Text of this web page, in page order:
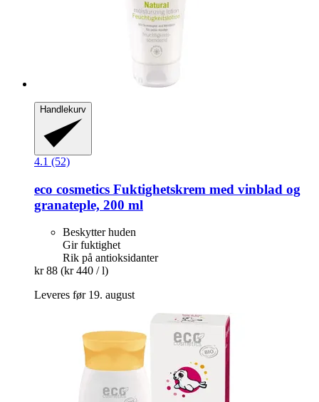
Handlekurv
4.1 (52)
eco cosmetics Fuktighetskrem med vinblad og
granateple, 200 ml
Beskytter huden
Gir fuktighet
Rik på antioksidanter
kr 88 (kr 440 / l)
Leveres før 19. august